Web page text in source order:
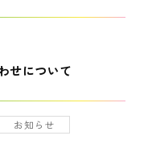
せについて
お知らせ